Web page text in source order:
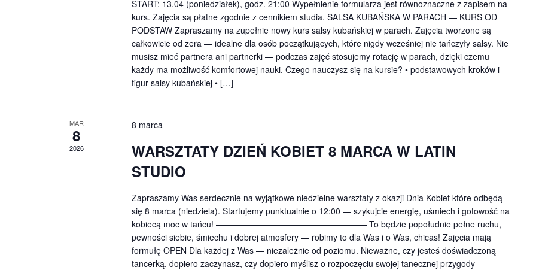
START: 13.04 (poniedziałek), godz. 21:00 Wypełnienie formularza jest równoznaczne z zapisem na
kurs. Zajęcia są płatne zgodnie z cennikiem studia. SALSA KUBAŃSKA W PARACH — KURS OD
PODSTAW Zapraszamy na zupełnie nowy kurs salsy kubańskiej w parach. Zajęcia tworzone są
całkowicie od zera — idealne dla osób początkujących, które nigdy wcześniej nie tańczyły salsy. Nie
musisz mieć partnera ani partnerki — podczas zajęć stosujemy rotację w parach, dzięki czemu
każdy ma możliwość komfortowej nauki. Czego nauczysz się na kursie? • podstawowych kroków i
figur salsy kubańskiej • […]
MAR
8
2026
8 marca
WARSZTATY DZIEŃ KOBIET 8 MARCA W LATIN
STUDIO
Zapraszamy Was serdecznie na wyjątkowe niedzielne warsztaty z okazji Dnia Kobiet które odbędą
się 8 marca (niedziela). Startujemy punktualnie o 12:00 — szykujcie energię, uśmiech i gotowość na
kobiecą moc w tańcu! —————————————————— To będzie popołudnie pełne ruchu,
pewności siebie, śmiechu i dobrej atmosfery — robimy to dla Was i o Was, chicas! Zajęcia mają
formułę OPEN Dla każdej z Was — niezależnie od poziomu. Nieważne, czy jesteś doświadczoną
tancerką, dopiero zaczynasz, czy dopiero myślisz o rozpoczęciu swojej tanecznej przygody —